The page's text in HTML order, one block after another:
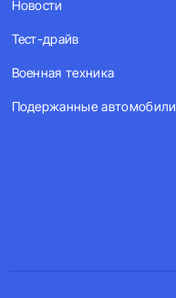
Новости
Тест-драйв
Военная техника
Подержанные автомобили